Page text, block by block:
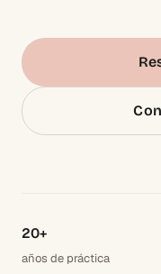
20+
años de práctica